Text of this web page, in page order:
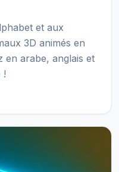
et aux
3D animés en
en arabe, anglais et
!